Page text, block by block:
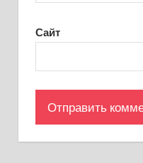
Сайт